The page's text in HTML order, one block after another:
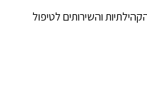
והשירותים לטיפול